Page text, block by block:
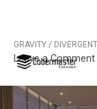
SkipGRAVITY / DIVERGENT
Leave a Comment